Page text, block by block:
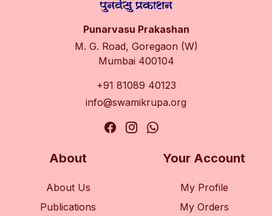
Punarvasu Prakashan
M. G. Road, Goregaon (W)
Mumbai 400104
+91 81089 40123
info@swamikrupa.org
About
About Us
Publications
Your Account
My Profile
My Orders